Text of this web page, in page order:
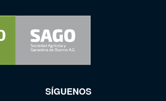
SÍGUENOS